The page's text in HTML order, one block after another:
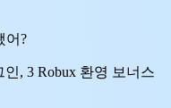
어?
, 3 Robux 환영 보너스